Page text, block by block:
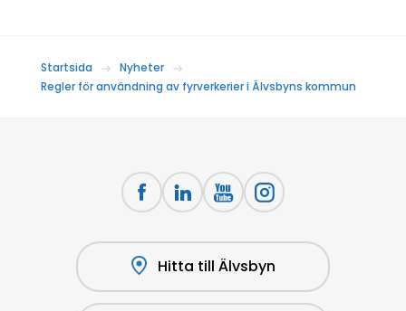
Startsida
Nyheter
Regler för användning av fyrverkerier i Älvsbyns kommun
Hitta till Älvsbyn